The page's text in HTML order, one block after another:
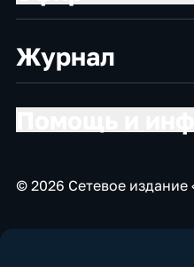
Журнал
© 2026 Сетевое